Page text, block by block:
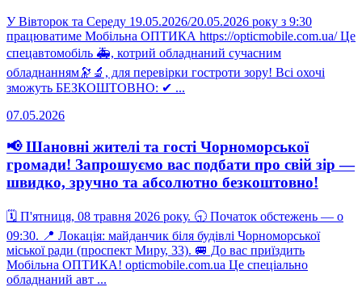
У Вівторок та Середу 19.05.2026/20.05.2026 року з 9:30
працюватиме Мобільна ОПТИКА https://opticmobile.com.ua/ Це
спецавтомобіль 🚑, котрий обладнаний сучасним
обладнанням🔭🔬, для перевірки гостроти зору! Всі охочі
зможуть БЕЗКОШТОВНО: ✔ ...
07.05.2026
📢 Шановні жителі та гості Чорноморської
громади! Запрошуємо вас подбати про свій зір —
швидко, зручно та абсолютно безкоштовно!
🗓 П'ятниця, 08 травня 2026 року. 🕤 Початок обстежень — о
09:30. 📍 Локація: майданчик біля будівлі Чорноморської
міської ради (проспект Миру, 33). 🚐 До вас приїздить
Мобільна ОПТИКА! opticmobile.com.ua Це спеціально
обладнаний авт ...